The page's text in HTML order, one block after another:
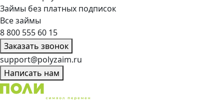
Займы без платных подписок
Все займы
8 800 555 60 15
Заказать звонок
support@polyzaim.ru
Написать нам